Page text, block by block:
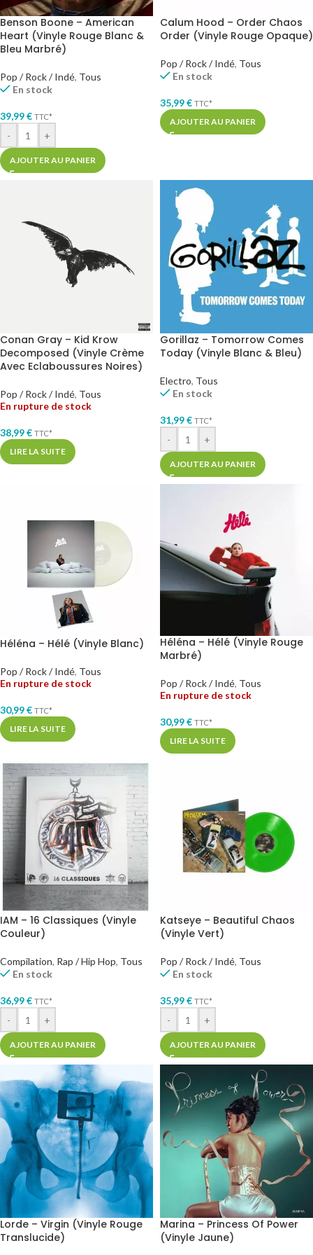
Benson Boone – American
Heart (Vinyle Rouge Blanc &
Bleu Marbré)
Pop / Rock / Indé, Tous
En stock
39,99€ TTC*
- +
AJOUTER AU PANIER
Calum Hood – Order Chaos
Order (Vinyle Rouge Opaque)
Pop / Rock / Indé, Tous
En stock
35,99€ TTC*
AJOUTER AU PANIER
Conan Gray – Kid Krow
Decomposed (Vinyle Crème
Avec Eclaboussures Noires)
Pop / Rock / Indé, Tous
En rupture de stock
38,99€ TTC*
LIRE LA SUITE
Gorillaz – Tomorrow Comes
Today (Vinyle Blanc & Bleu)
Electro, Tous
En stock
31,99€ TTC*
- +
AJOUTER AU PANIER
Héléna – Hélé (Vinyle Blanc)
Pop / Rock / Indé, Tous
En rupture de stock
30,99€ TTC*
LIRE LA SUITE
Héléna – Hélé (Vinyle Rouge
Marbré)
Pop / Rock / Indé, Tous
En rupture de stock
30,99€ TTC*
LIRE LA SUITE
IAM – 16 Classiques (Vinyle
Couleur)
Compilation, Rap / Hip Hop, Tous
En stock
36,99€ TTC*
- +
AJOUTER AU PANIER
Katseye – Beautiful Chaos
(Vinyle Vert)
Pop / Rock / Indé, Tous
En stock
35,99€ TTC*
- +
AJOUTER AU PANIER
Lorde – Virgin (Vinyle Rouge
Translucide)
Marina – Princess Of Power
(Vinyle Jaune)